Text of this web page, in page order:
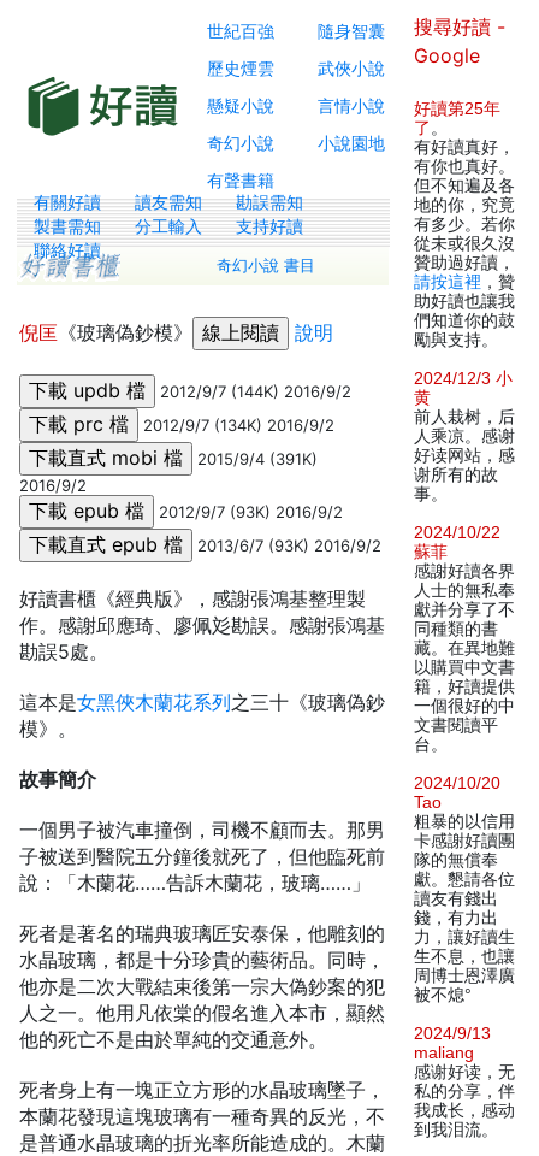
世紀百強
隨身智囊
歷史煙雲
武俠小說
懸疑小說
言情小說
奇幻小說
小說園地
有聲書籍
有關好讀 讀友需知
勘誤需知
製書需知
分工輸入
支持好讀
聯絡好讀
奇幻小說 書目
倪匡 《玻璃偽鈔模》 說明
2012/9/7 (144K) 2016/9/2
2012/9/7 (134K) 2016/9/2
2015/9/4 (391K)
2016/9/2
2012/9/7 (93K) 2016/9/2
2013/6/7 (93K) 2016/9/2
好讀書櫃《經典版》，感謝張鴻基整理製
作。感謝邱應琦、廖佩彣勘誤。感謝張鴻基
勘誤5處。
這本是女黑俠木蘭花系列之三十《玻璃偽鈔
模》。
故事簡介
一個男子被汽車撞倒，司機不顧而去。那男
子被送到醫院五分鐘後就死了，但他臨死前
說：「木蘭花……告訴木蘭花，玻璃……」
死者是著名的瑞典玻璃匠安泰保，他雕刻的
水晶玻璃，都是十分珍貴的藝術品。同時，
他亦是二次大戰結束後第一宗大偽鈔案的犯
人之一。他用凡依棠的假名進入本市，顯然
他的死亡不是由於單純的交通意外。
死者身上有一塊正立方形的水晶玻璃墜子，
本蘭花發現這塊玻璃有一種奇異的反光，不
是普通水晶玻璃的折光率所能造成的。木蘭
搜尋好讀 -
Google
好讀第25年
了 。
有好讀真好，
有你也真好。
但不知遍及各
地的你，究竟
有多少。若你
從未或很久沒
贊助過好讀，
請按這裡 ，贊
助好讀也讓我
們知道你的鼓
勵與支持。
2024/12/3 小
黄
前人栽树，后
人乘凉。感谢
好读网站，感
谢所有的故
事。
2024/10/22
蘇菲
感謝好讀各界
人士的無私奉
獻并分享了不
同種類的書
藏。在異地難
以購買中文書
籍，好讀提供
一個很好的中
文書閱讀平
台。
2024/10/20
Tao
粗暴的以信用
卡感謝好讀團
隊的無償奉
獻。懇請各位
讀友有錢出
錢，有力出
力，讓好讀生
生不息，也讓
周博士恩澤廣
被不熄°
2024/9/13
maliang
感谢好读，无
私的分享，伴
我成长，感动
到我泪流。